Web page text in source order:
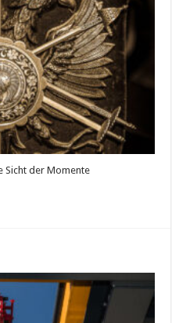
Sicht der Momente